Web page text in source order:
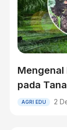
Mengenal
pada
AGRI EDU 2